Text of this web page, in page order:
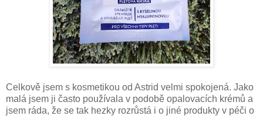
Celkově jsem s kosmetikou od Astrid velmi spokojená. Jako
malá jsem ji často používala v podobě opalovacích krémů a
jsem ráda, že se tak hezky rozrůstá i o jiné produkty v péči o